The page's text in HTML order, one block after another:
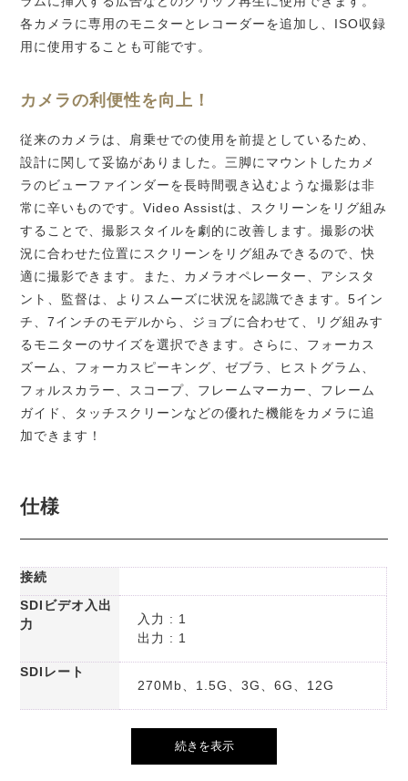
各カメラに専用のモニターとレコーダーを追加し、ISO収録
用に使用することも可能です。
カメラの利便性を向上！
従来のカメラは、肩乗せでの使用を前提としているため、
設計に関して妥協がありました。三脚にマウントしたカメ
ラのビューファインダーを長時間覗き込むような撮影は非
常に辛いものです。Video Assistは、スクリーンをリグ組み
することで、撮影スタイルを劇的に改善します。撮影の状
況に合わせた位置にスクリーンをリグ組みできるので、快
適に撮影できます。また、カメラオペレーター、アシスタ
ント、監督は、よりスムーズに状況を認識できます。5イン
チ、7インチのモデルから、ジョブに合わせて、リグ組みす
るモニターのサイズを選択できます。さらに、フォーカス
ズーム、フォーカスピーキング、ゼブラ、ヒストグラム、
フォルスカラー、スコープ、フレームマーカー、フレーム
ガイド、タッチスクリーンなどの優れた機能をカメラに追
加できます！
仕様
接続
SDIビデオ入出
力
入力 : 1
出力 : 1
SDIレート
270Mb、1.5G、3G、6G、12G
続きを表示